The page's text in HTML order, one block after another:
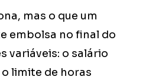
mas o que um
embolsa no final do
variáveis: o salário
limite de horas